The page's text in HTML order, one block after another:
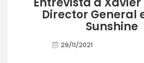
Director General
Sunshine
29/11/2021